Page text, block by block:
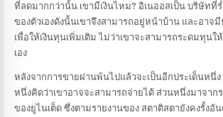
ที่ลดมากกว่านั้น เขามีเงินไหม? อิเนออสเป็น บริษัทที่
ของตัวเองดังนั้นเขาจึงสามารถอยู่หน้าบ้าน และอาจ
เพื่อให้เงินทุนเพิ่มเติมไม่ว่าเขาจะสามารถระดมทุนใ
เอง
หลังจากการขายผ่านพ้นไปแล้วจะเป็นอีกประเด็นหนึ่
หนึ่งคิดว่าเขาอาจจะสามารถจ่ายได้ ส่วนหนึ่งมาจาก
ของยูไนเต็ด ซึ่งตามรายงานของ สตาติสตายังคงรั้งอั